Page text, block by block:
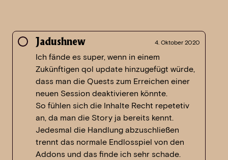
Jadushnew 4. Oktober 2020
Ich fände es super, wenn in einem
Zukünftigen qol update hinzugefügt würde,
dass man die Quests zum Erreichen einer
neuen Session deaktivieren könnte.
So fühlen sich die Inhalte Recht repetetiv
an, da man die Story ja bereits kennt.
Jedesmal die Handlung abzuschließen
trennt das normale Endlosspiel von den
Addons und das finde ich sehr schade.